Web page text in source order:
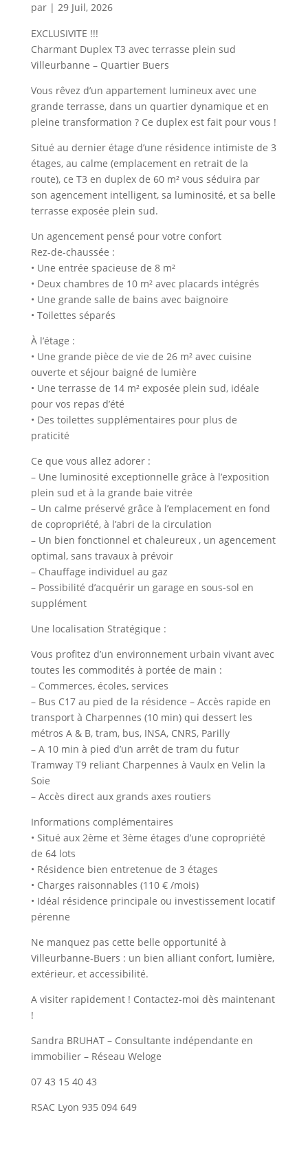
par | 29 Juil, 2026
EXCLUSIVITE !!!
Charmant Duplex T3 avec terrasse plein sud
Villeurbanne – Quartier Buers
Vous rêvez d’un appartement lumineux avec une
grande terrasse, dans un quartier dynamique et en
pleine transformation ? Ce duplex est fait pour vous !
Situé au dernier étage d’une résidence intimiste de 3
étages, au calme (emplacement en retrait de la
route), ce T3 en duplex de 60 m² vous séduira par
son agencement intelligent, sa luminosité, et sa belle
terrasse exposée plein sud.
Un agencement pensé pour votre confort
Rez-de-chaussée :
• Une entrée spacieuse de 8 m²
• Deux chambres de 10 m² avec placards intégrés
• Une grande salle de bains avec baignoire
• Toilettes séparés
À l’étage :
• Une grande pièce de vie de 26 m² avec cuisine
ouverte et séjour baigné de lumière
• Une terrasse de 14 m² exposée plein sud, idéale
pour vos repas d’été
• Des toilettes supplémentaires pour plus de
praticité
Ce que vous allez adorer :
– Une luminosité exceptionnelle grâce à l’exposition
plein sud et à la grande baie vitrée
– Un calme préservé grâce à l’emplacement en fond
de copropriété, à l’abri de la circulation
– Un bien fonctionnel et chaleureux , un agencement
optimal, sans travaux à prévoir
– Chauffage individuel au gaz
– Possibilité d’acquérir un garage en sous-sol en
supplément
Une localisation Stratégique :
Vous profitez d’un environnement urbain vivant avec
toutes les commodités à portée de main :
– Commerces, écoles, services
– Bus C17 au pied de la résidence – Accès rapide en
transport à Charpennes (10 min) qui dessert les
métros A & B, tram, bus, INSA, CNRS, Parilly
– A 10 min à pied d’un arrêt de tram du futur
Tramway T9 reliant Charpennes à Vaulx en Velin la
Soie
– Accès direct aux grands axes routiers
Informations complémentaires
• Situé aux 2ème et 3ème étages d’une copropriété
de 64 lots
• Résidence bien entretenue de 3 étages
• Charges raisonnables (110 € /mois)
• Idéal résidence principale ou investissement locatif
pérenne
Ne manquez pas cette belle opportunité à
Villeurbanne-Buers : un bien alliant confort, lumière,
extérieur, et accessibilité.
A visiter rapidement ! Contactez-moi dès maintenant
!
Sandra BRUHAT – Consultante indépendante en
immobilier – Réseau Weloge
07 43 15 40 43
RSAC Lyon 935 094 649